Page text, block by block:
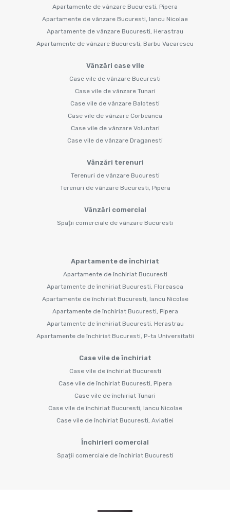
Apartamente de vânzare Bucuresti, Pipera
Apartamente de vânzare Bucuresti, Iancu Nicolae
Apartamente de vânzare Bucuresti, Herastrau
Apartamente de vânzare Bucuresti, Barbu Vacarescu
Vânzări case vile
Case vile de vânzare Bucuresti
Case vile de vânzare Tunari
Case vile de vânzare Balotesti
Case vile de vânzare Corbeanca
Case vile de vânzare Voluntari
Case vile de vânzare Draganesti
Vânzări terenuri
Terenuri de vânzare Bucuresti
Terenuri de vânzare Bucuresti, Pipera
Vânzări comercial
Spații comerciale de vânzare Bucuresti
Apartamente de închiriat
Apartamente de închiriat Bucuresti
Apartamente de închiriat Bucuresti, Floreasca
Apartamente de închiriat Bucuresti, Iancu Nicolae
Apartamente de închiriat Bucuresti, Pipera
Apartamente de închiriat Bucuresti, Herastrau
Apartamente de închiriat Bucuresti, P-ta Universitatii
Case vile de închiriat
Case vile de închiriat Bucuresti
Case vile de închiriat Bucuresti, Pipera
Case vile de închiriat Tunari
Case vile de închiriat Bucuresti, Iancu Nicolae
Case vile de închiriat Bucuresti, Aviatiei
Închirieri comercial
Spații comerciale de închiriat Bucuresti